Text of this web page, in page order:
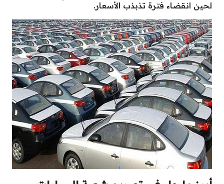
لحين انقضاء فترة تذبذب الأسعار.